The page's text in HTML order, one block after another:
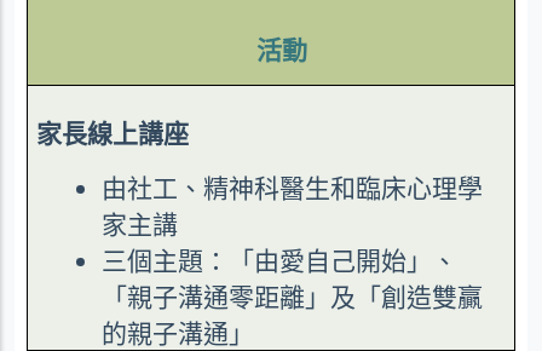
活動
家長線上講座
由社工、精神科醫生和臨床心理學
家主講
三個主題：「由愛自己開始」、
「親子溝通零距離」及「創造雙贏
的親子溝通」